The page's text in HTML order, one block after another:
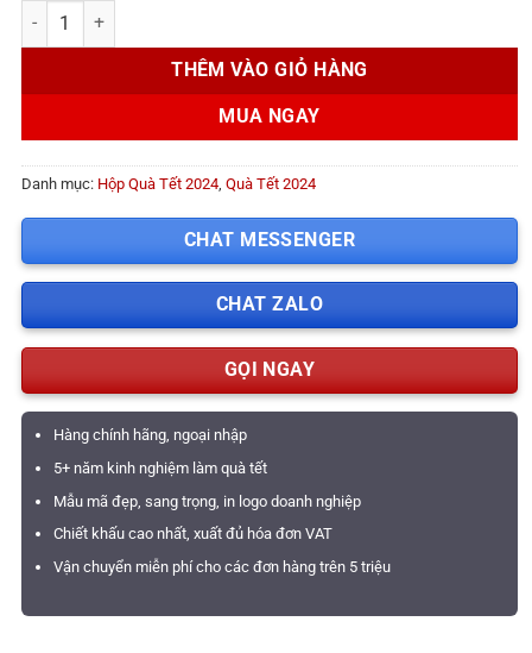
Hộp quà Tết 2024 - QN24665 số lượng
THÊM VÀO GIỎ HÀNG
MUA NGAY
Danh mục: Hộp Quà Tết 2024 Quà Tết 2024
CHAT MESSENGER
CHAT ZALO
GỌI NGAY
Hàng chính hãng, ngoại nhập
5+ năm kinh nghiệm làm quà tết
Mẫu mã đẹp, sang trọng, in logo doanh nghiệp
Chiết khấu cao nhất, xuất đủ hóa đơn VAT
Vận chuyển miễn phí cho các đơn hàng trên 5 triệu